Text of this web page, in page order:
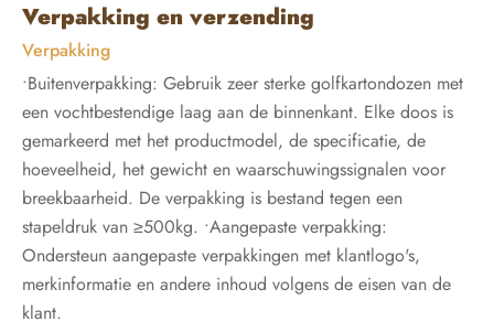
Verpakking en verzending
Verpakking
•Buitenverpakking: Gebruik zeer sterke golfkartondozen met
een vochtbestendige laag aan de binnenkant. Elke doos is
gemarkeerd met het productmodel, de specificatie, de
hoeveelheid, het gewicht en waarschuwingssignalen voor
breekbaarheid. De verpakking is bestand tegen een
stapeldruk van ≥500kg. •Aangepaste verpakking:
Ondersteun aangepaste verpakkingen met klantlogo's,
merkinformatie en andere inhoud volgens de eisen van de
klant.